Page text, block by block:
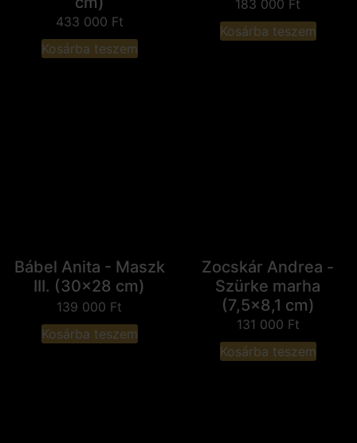
433 000 Ft
Kosárba teszem
183 000 Ft
Kosárba teszem
Bábel Anita - Maszk
III. (30x28 cm)
139 000 Ft
Kosárba teszem
Zocskár Andrea -
Szürke marha
(7,5x8,1 cm)
131 000 Ft
Kosárba teszem